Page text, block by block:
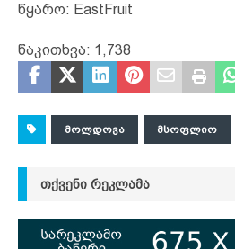
წყარო: EastFruit
წაკითხვა: 1,738
ᲛᲝᲚᲓᲝᲕᲐ ᲛᲡᲝᲤᲚᲘᲝ
ᲗᲥᲕᲔᲜᲘ ᲠᲔᲙᲚᲐᲛᲐ